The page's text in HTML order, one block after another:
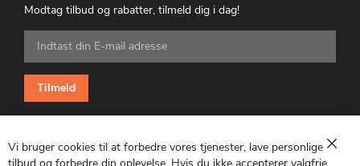
Modtag tilbud og rabatter, tilmeld dig i dag!
Tilmeld
dig
vores
nyhedsbrev:
Tilmeld
Luk
Vi bruger cookies til at forbedre vores tjenester, lave personlige